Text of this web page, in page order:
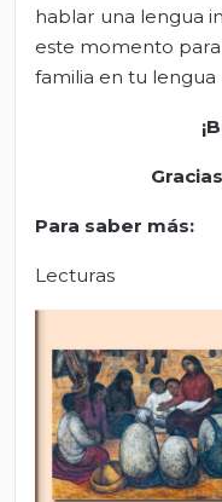
hablar una lengua
este momento
familia en tu lengua
Para saber más:
Lecturas